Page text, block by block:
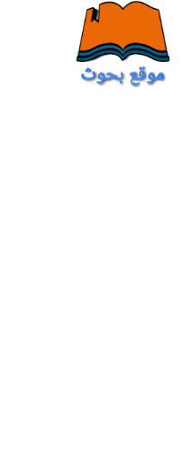
content